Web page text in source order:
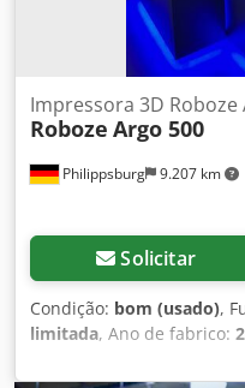
Philippsburg 9.207 km
Impressora 3D Roboze
Roboze Argo 500
Solicitar
Condição: bom (usado),
limitada, Ano de fabrico:
ARGO 500 29-003 / Ano
secador de filamento HT